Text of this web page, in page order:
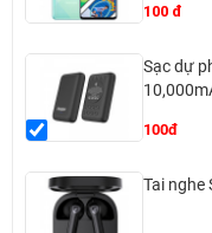
100 đ
Sạc dự
100đ
Tai nghe